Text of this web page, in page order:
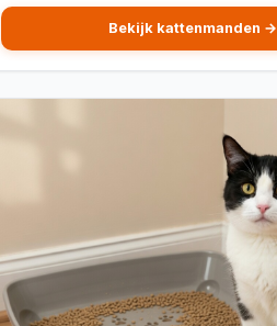
Bekijk kattenmanden →